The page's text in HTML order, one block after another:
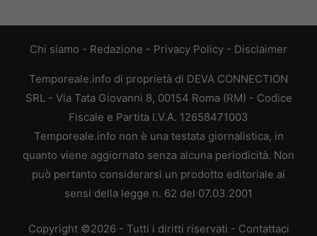
Chi siamo - Redazione - Privacy Policy - Disclaimer
Temporeale.info di proprietà di DEVA CONNECTION
SRL - Via Tata Giovanni 8, 00154 Roma (RM) - Codice
Fiscale e Partita I.V.A. 12658471003
Temporeale.info non è una testata giornalistica, in
quanto viene aggiornato senza alcuna periodicità. Non
può pertanto considerarsi un prodotto editoriale ai
sensi della legge n. 62 del 07.03.2001
Copyright ©2026 - Tutti i diritti riservati - Contattaci